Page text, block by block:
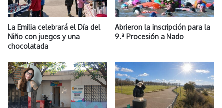
La Emilia celebrará el Día del
Niño con juegos y una
chocolatada
Abrieron la inscripción para la
9.ª Procesión a Nado